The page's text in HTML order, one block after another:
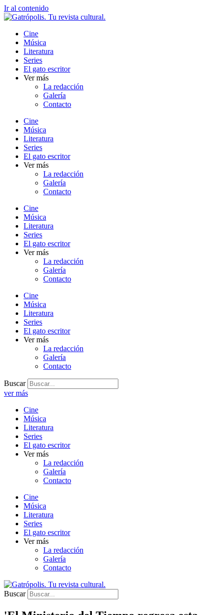
Ir al contenido
Cine
Música
Literatura
Series
El gato escritor
Ver más
La redacción
Galería
Contacto
Cine
Música
Literatura
Series
El gato escritor
Ver más
La redacción
Galería
Contacto
Cine
Música
Literatura
Series
El gato escritor
Ver más
La redacción
Galería
Contacto
Cine
Música
Literatura
Series
El gato escritor
Ver más
La redacción
Galería
Contacto
Buscar
ver más
Cine
Música
Literatura
Series
El gato escritor
Ver más
La redacción
Galería
Contacto
Cine
Música
Literatura
Series
El gato escritor
Ver más
La redacción
Galería
Contacto
Buscar